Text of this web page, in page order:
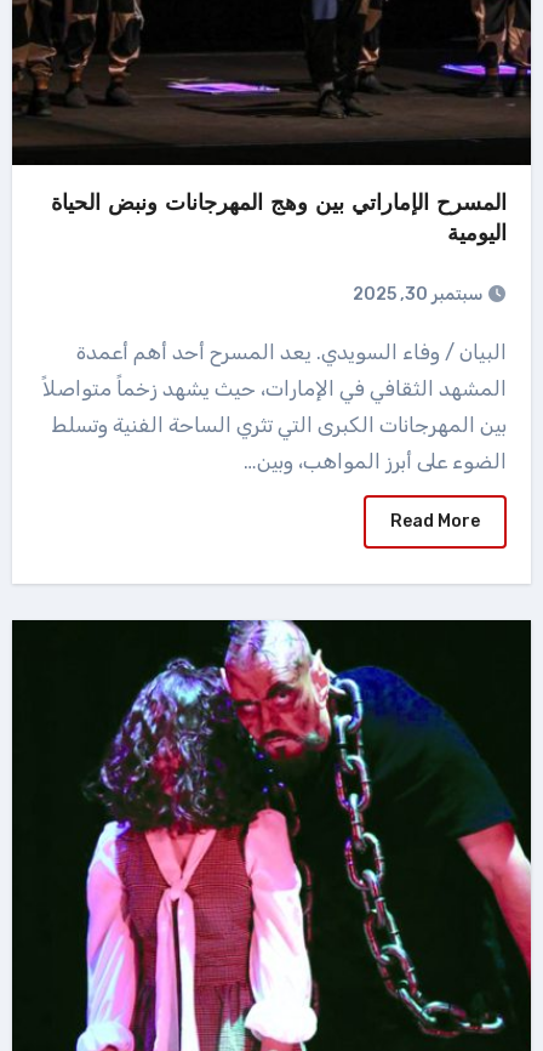
المسرح الإماراتي بين وهج المهرجانات ونبض الحياة
اليومية
سبتمبر 30, 2025
المشهد الثقافي في الإمارات، حيث يشهد زخماً متواصلاً
بين المهرجانات الكبرى التي تثري الساحة الفنية وتسلط
الضوء على أبرز المواهب، وبين…
Read More